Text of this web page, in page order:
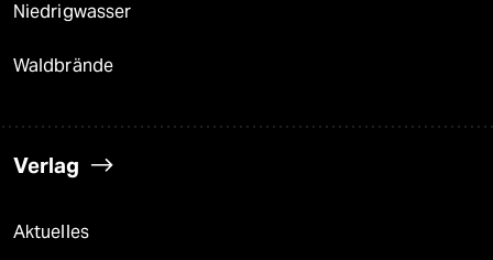
Niedrigwasser
Waldbrände
Verlag
Aktuelles